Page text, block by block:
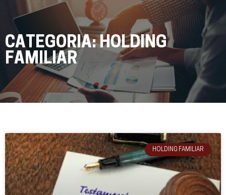
CATEGORIA: HOLDING
FAMILIAR
HOLDING FAMILIAR